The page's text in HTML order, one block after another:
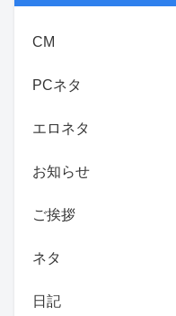
CM
PCネタ
エロネタ
お知らせ
ご挨拶
ネタ
日記